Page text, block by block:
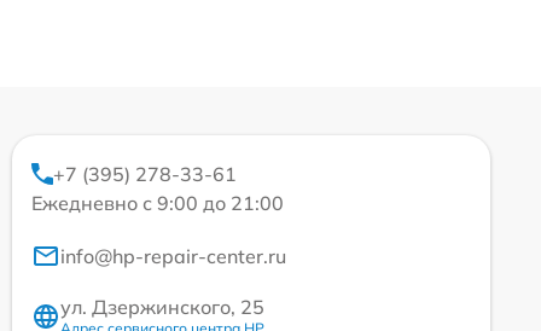
+7 (395) 278-33-61
Ежедневно с 9:00 до 21:00
info@hp-repair-center.ru
ул. Дзержинского, 25